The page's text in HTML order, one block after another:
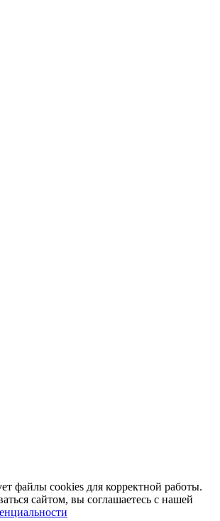
файлы cookies для корректной работы.
сайтом, вы соглашаетесь с нашей